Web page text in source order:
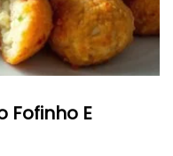
Fofinho E